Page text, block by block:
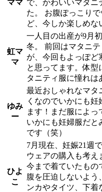
ママ で、かわいいマタニ
た。 お腹ぽっこり
ど、今しか楽しめな
虹マ
マ
一人目の出産が9月
冬。 前回はマタニ
が、今回もよっぽど
と思ってます。体型
タニティ服に憧れは
ゆみ
ー
最近おしゃれなマタ
くなのでいかにも
ます！まだ服によ
いかにも妊婦服だと
です（笑）
ひよ
こ
7月現在、妊娠21週
ウェアの購入も考
今まで着ていたもの
腹を圧迫しないよう
ンカやタイツ、下着